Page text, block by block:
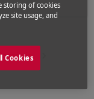
storing of cookies
site usage, and
Cookies